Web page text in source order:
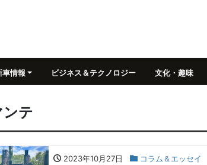
車情報 ビジネス＆テクノロジー 文化・趣味
テ
2023年10月27日 コラム＆エッセイ